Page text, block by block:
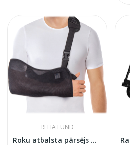
REHA FUND
Roku atbalsta pārsējs O-1501